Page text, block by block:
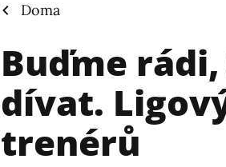
Doma
Buďme
dívat.
trenérů